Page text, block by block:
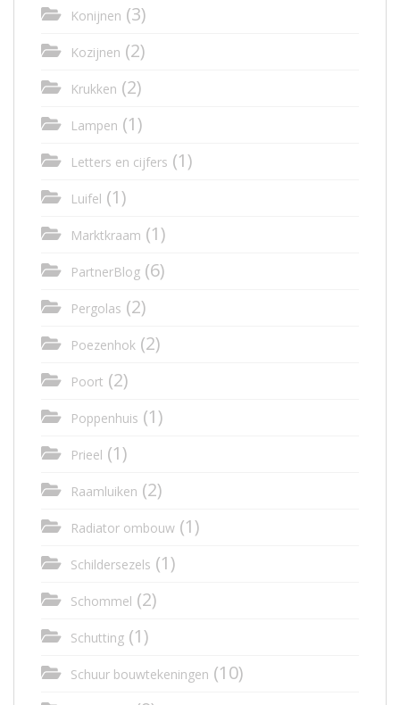
Konijnen (3)
Kozijnen (2)
Krukken (2)
Lampen (1)
Letters en cijfers (1)
Luifel (1)
Marktkraam (1)
PartnerBlog (6)
Pergolas (2)
Poezenhok (2)
Poort (2)
Poppenhuis (1)
Prieel (1)
Raamluiken (2)
Radiator ombouw (1)
Schildersezels (1)
Schommel (2)
Schutting (1)
Schuur bouwtekeningen (10)